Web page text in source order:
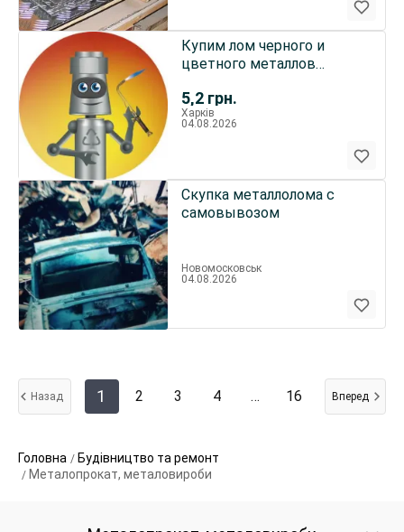
5,2 грн.
Купим лом черного и
цветного металлов
Харків
04.08.2026
Скупка металлолома с
самовывозом
Новомосковськ
04.08.2026
Назад 1 2 3 4 … 16 Вперед
Головна
Будівництво та ремонт
Металопрокат, металовироби